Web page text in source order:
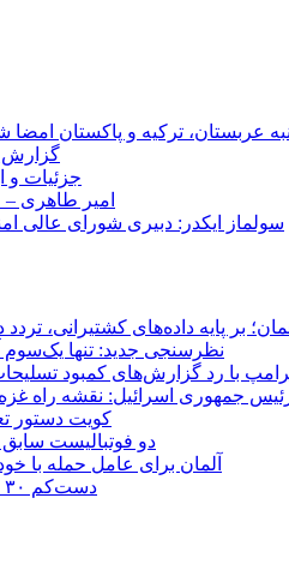
عربستان، ترکیه و پاکستان
گزارش
جزئیات و
امیر طاهری
سولماز ایکدر: دبیری شورای عالی
بر پایه داده‌های کشتیرانی،
نظرسنجی جدید: تنها یک‌سوم
با رد گزارش‌های کمبود
جمهوری اسرائیل: نقشه راه
کویت دستور
دو فوتبالیست سابق
آلمان برای عامل حمله با
دست‌کم ۳۰ نیروی دولتی یمن در حملات حوثی‌ها کشته شدند